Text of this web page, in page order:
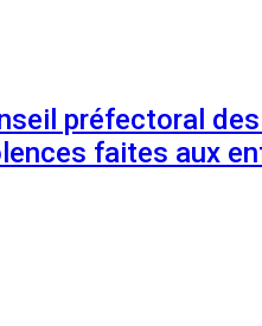
préfectoral
faites aux